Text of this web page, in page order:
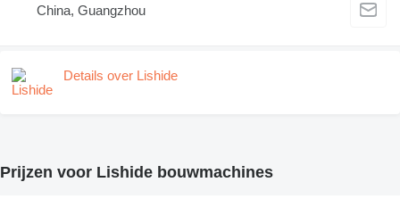
China, Guangzhou
Details over Lishide
Prijzen voor Lishide bouwmachines